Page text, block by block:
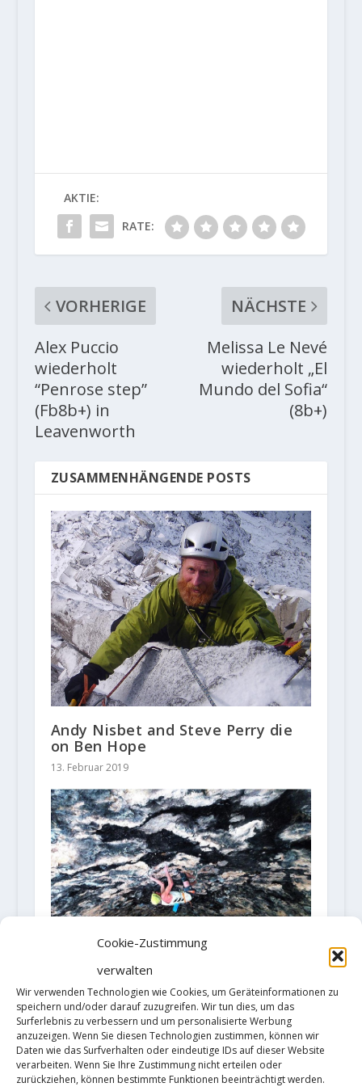
Cookie-Zustimmung
verwalten
Wir verwenden Technologien wie Cookies, um Geräteinformationen zu
speichern und/oder darauf zuzugreifen. Wir tun dies, um das
Surferlebnis zu verbessern und um personalisierte Werbung
anzuzeigen. Wenn Sie diesen Technologien zustimmen, können wir
Daten wie das Surfverhalten oder eindeutige IDs auf dieser Website
verarbeiten. Wenn Sie Ihre Zustimmung nicht erteilen oder
zurückziehen, können bestimmte Funktionen beeinträchtigt werden.
AKTIE:
RATE:
VORHERIGE
Alex Puccio
wiederholt
“Penrose step”
(Fb8b+) in
Leavenworth
NÄCHSTE
Melissa Le Nevé
wiederholt „El
Mundo del Sofia“
(8b+)
ZUSAMMENHÄNGENDE POSTS
Andy Nisbet and Steve Perry die
on Ben Hope
13. Februar 2019
Video: "Ali Hulk Sit Start Extension
Total" (9b) by Dave Graham
20. Oktober 2020